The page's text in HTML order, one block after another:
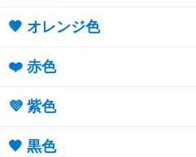
🧡 オレンジ色
❤️ 赤色
💜 紫色
🖤 黒色